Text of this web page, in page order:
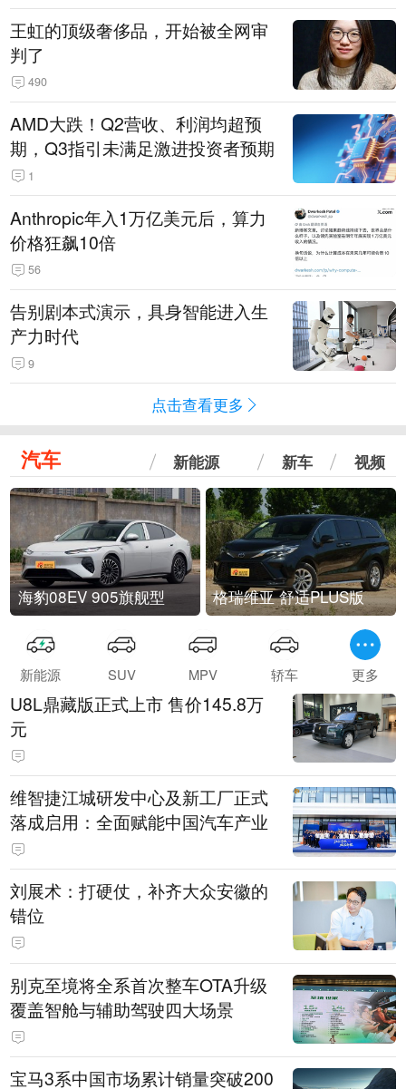
王虹的顶级奢侈品，开始被全网审
判了
490
AMD大跌！Q2营收、利润均超预
期，Q3指引未满足激进投资者预期
1
Anthropic年入1万亿美元后，算力
价格狂飙10倍
56
告别剧本式演示，具身智能进入生
产力时代
9
点击查看更多
汽车 新能源 新车 视频
海豹08EV 905旗舰型 格瑞维亚 舒适PLUS版
新能源 SUV MPV 轿车 更多
U8L鼎藏版正式上市 售价145.8万
元
维智捷江城研发中心及新工厂正式
落成启用：全面赋能中国汽车产业
刘展术：打硬仗，补齐大众安徽的
错位
别克至境将全系首次整车OTA升级
覆盖智舱与辅助驾驶四大场景
宝马3系中国市场累计销量突破200